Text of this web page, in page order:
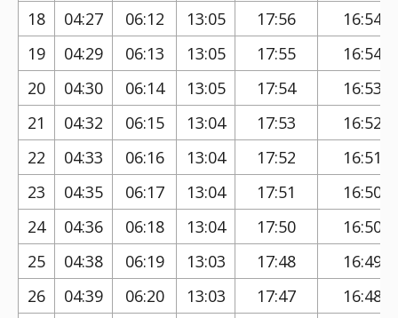
18
04:27 06:12 13:05 17:56
16:54
19
04:29 06:13 13:05 17:55
16:54
20
04:30 06:14 13:05 17:54
16:53
21
04:32 06:15 13:04 17:53
16:52
22
04:33 06:16 13:04 17:52
16:51
23
04:35 06:17 13:04 17:51
16:50
24
04:36 06:18 13:04 17:50
16:50
25
04:38 06:19 13:03 17:48
16:49
26
04:39 06:20 13:03 17:47
16:48